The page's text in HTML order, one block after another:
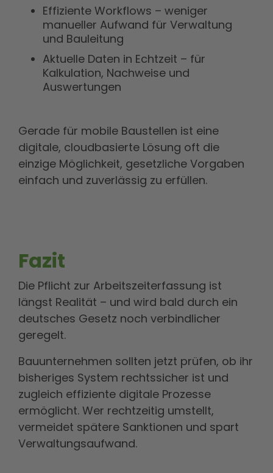
Effiziente Workflows – weniger
manueller Aufwand für Verwaltung
und Bauleitung
Aktuelle Daten in Echtzeit – für
Kalkulation, Nachweise und
Auswertungen
Gerade für mobile Baustellen ist eine
digitale, cloudbasierte Lösung oft die
einzige Möglichkeit, gesetzliche Vorgaben
einfach und zuverlässig zu erfüllen.
Fazit
Die Pflicht zur Arbeitszeiterfassung ist
längst Realität – und wird bald durch ein
deutsches Gesetz noch verbindlicher
geregelt.
Bauunternehmen sollten jetzt prüfen, ob ihr
bisheriges System rechtssicher ist und
zugleich effiziente digitale Prozesse
ermöglicht. Wer rechtzeitig umstellt,
vermeidet spätere Sanktionen und spart
Verwaltungsaufwand.